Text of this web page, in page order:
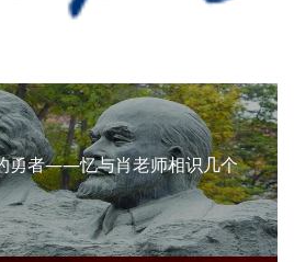
勇者——忆与肖老师相识几个